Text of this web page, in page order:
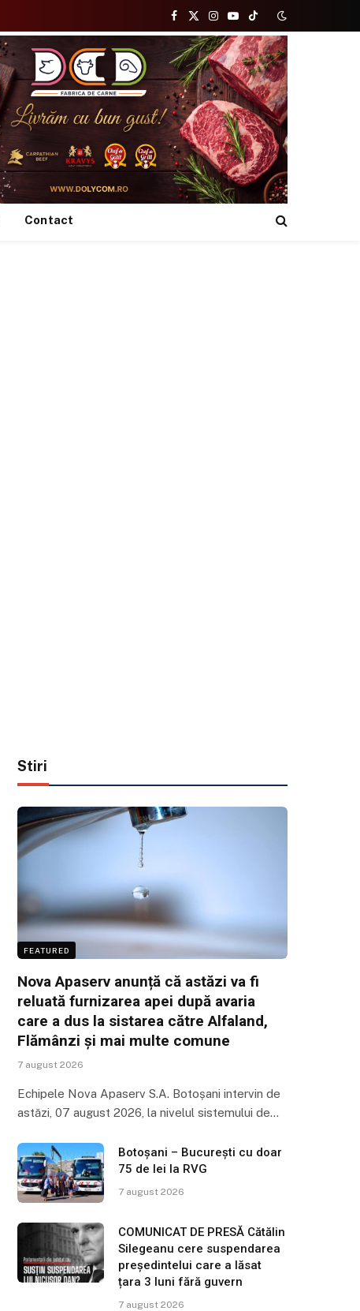
Facebook
X
(Twitter)
Instagram
YouTubeTikTok
Contact
Stiri
FEATURED
Nova Apaserv anunță că astăzi va fi
reluată furnizarea apei după avaria
care a dus la sistarea către Alfaland,
Flămânzi și mai multe comune
7 august 2026
Echipele Nova Apaserv S.A. Botoșani intervin de
astăzi, 07 august 2026, la nivelul sistemului de…
Botoșani – București cu doar
75 de lei la RVG
7 august 2026
COMUNICAT DE PRESĂ Cătălin
Silegeanu cere suspendarea
președintelui care a lăsat
țara 3 luni fără guvern
7 august 2026